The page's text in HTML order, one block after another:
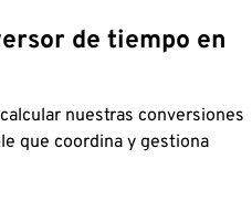
de tiempo en
nuestras conversiones
que coordina y gestiona